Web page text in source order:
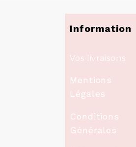
Information
Vos livraisons
Mentions
Légales
Conditions
Générales